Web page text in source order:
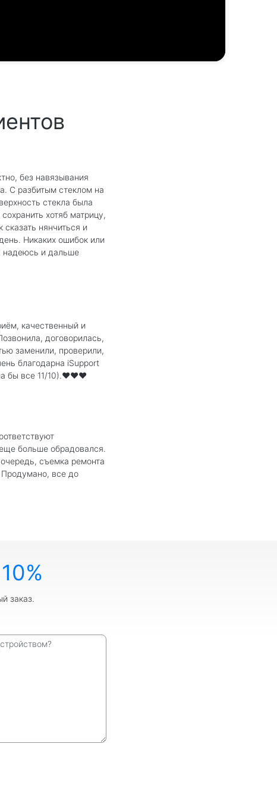
без навязывания
С разбитым стеклом на
стекла была
хотяб матрицу,
нянчиться и
Никаких ошибок или
надеюсь и дальше
качественный и
договорилась,
заменили, проверили,
благодарна iSupport
бы все 11/10).❤️❤️❤️
больше обрадовался.
съемка ремонта
все до
заказ.